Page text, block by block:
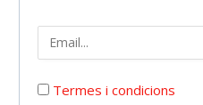
Termes i condicions